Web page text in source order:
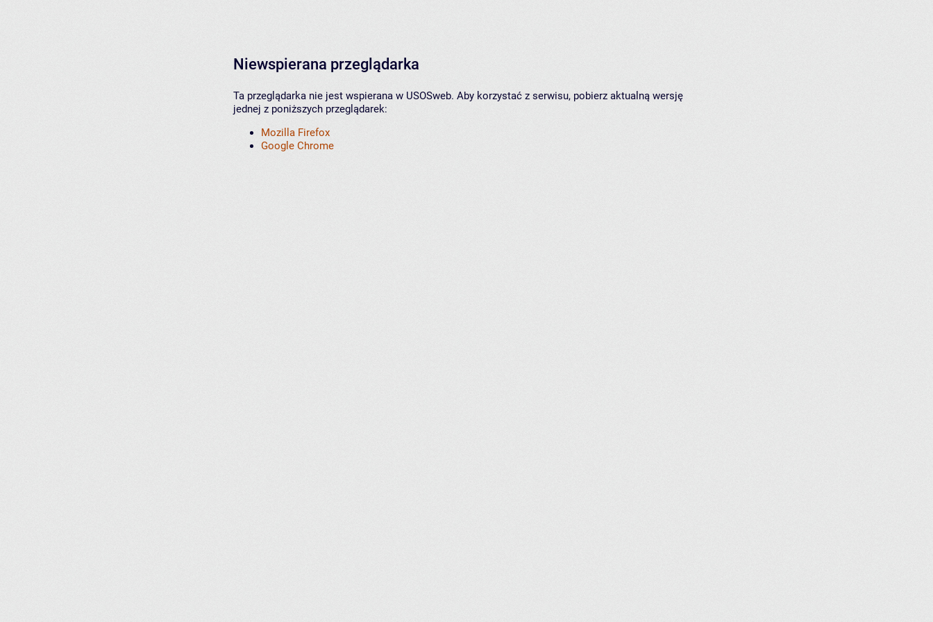
Niewspierana przeglądarka
Ta przeglądarka nie jest wspierana w USOSweb. Aby korzystać z serwisu, pobierz aktualną wersję
jednej z poniższych przeglądarek:
Mozilla Firefox
Google Chrome